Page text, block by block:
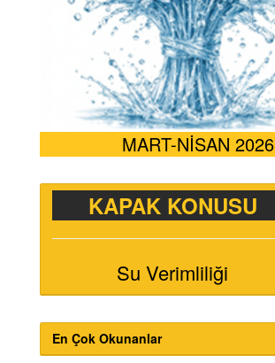
MART-NİSAN 2026
KAPAK KONUSU
Su Verimliliği
En Çok Okunanlar